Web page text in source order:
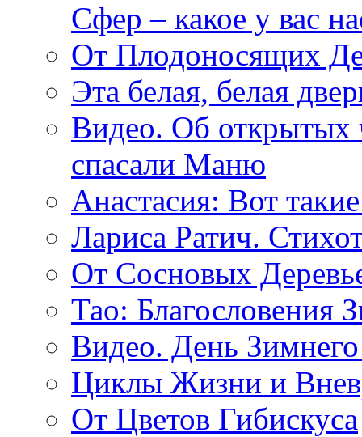
Сфер – какое у вас
От Плодоносящих
Эта белая, белая
Видео. Об открытых
спасали Маню
Анастасия: Вот
Лариса Ратич.
От Сосновых
Тао: Благословения
Видео. День
Циклы Жизни и
От Цветов Гибискуса